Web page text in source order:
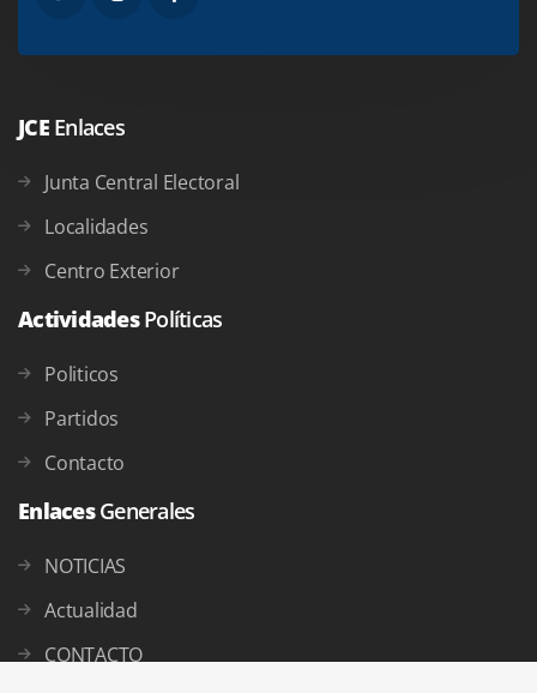
JCE Enlaces
Junta Central Electoral
Localidades
Centro Exterior
ActividadesPolíticas
Politicos
Partidos
Contacto
EnlacesGenerales
NOTICIAS
Actualidad
CONTACTO